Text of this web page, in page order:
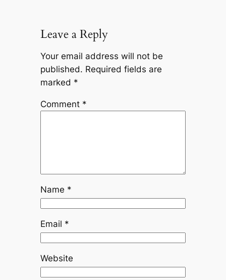
Leave a Reply
Your email address will not be
published. Required fields are
marked *
Comment *
Name *
Email *
Website